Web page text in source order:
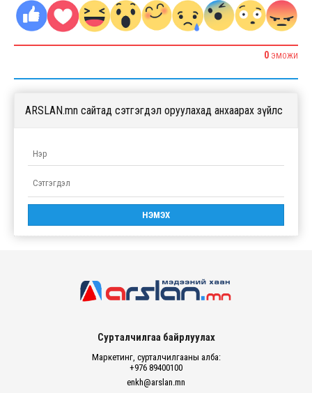
0 ЭМОЖИ
ARSLAN.mn сайтад сэтгэгдэл оруулахад анхаарах зүйлс
Сурталчилгаа байрлуулах
Маркетинг, сурталчилгааны алба:
+976 89400100
enkh@arslan.mn